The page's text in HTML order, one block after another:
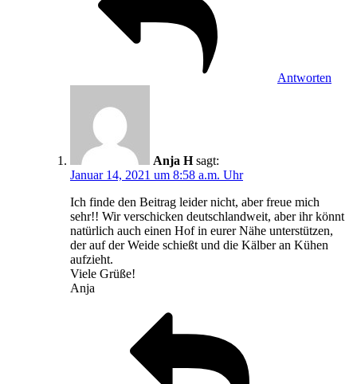
Antworten
Anja H sagt:
Januar 14, 2021 um 8:58 a.m. Uhr
Ich finde den Beitrag leider nicht, aber freue mich
sehr!! Wir verschicken deutschlandweit, aber ihr könnt
natürlich auch einen Hof in eurer Nähe unterstützen,
der auf der Weide schießt und die Kälber an Kühen
aufzieht.
Viele Grüße!
Anja